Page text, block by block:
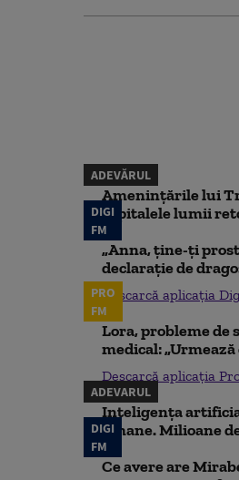
ADEVĂRUL
Amenințările lui
capitalele lumii
DIGI
FM
„Anna, ţine-ţi
declaraţie de
Descarcă aplicația
PRO
FM
Lora, probleme de
medical:
Descarcă aplicația
ADEVARUL
Inteligența
umane. Milioane
DIGI
FM
Ce avere are